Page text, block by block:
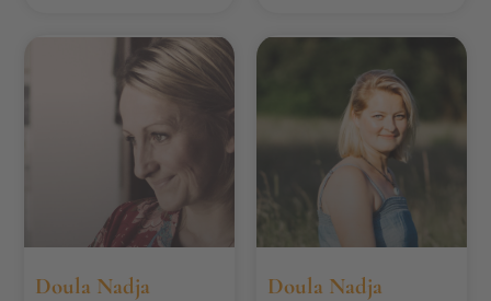
Doula Nadja Doula Nadja